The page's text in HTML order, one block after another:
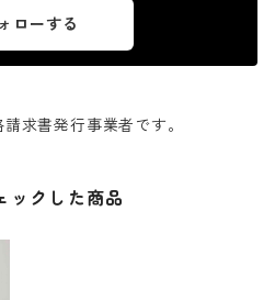
ローする
求書発行事業者です。
ックした商品